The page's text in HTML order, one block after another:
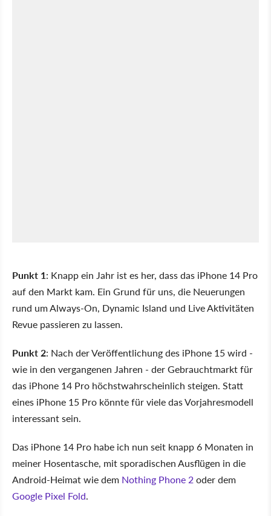
Punkt 1: Knapp ein Jahr ist es her, dass das iPhone 14 Pro
auf den Markt kam. Ein Grund für uns, die Neuerungen
rund um Always-On, Dynamic Island und Live Aktivitäten
Revue passieren zu lassen.
Punkt 2: Nach der Veröffentlichung des iPhone 15 wird -
wie in den vergangenen Jahren - der Gebrauchtmarkt für
das iPhone 14 Pro höchstwahrscheinlich steigen. Statt
eines iPhone 15 Pro könnte für viele das Vorjahresmodell
interessant sein.
Das iPhone 14 Pro habe ich nun seit knapp 6 Monaten in
meiner Hosentasche, mit sporadischen Ausflügen in die
Android-Heimat wie dem Nothing Phone 2oder dem
Google Pixel Fold.